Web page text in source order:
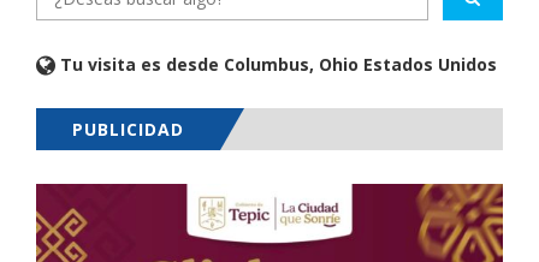
Tu visita es desde Columbus, Ohio Estados Unidos
PUBLICIDAD